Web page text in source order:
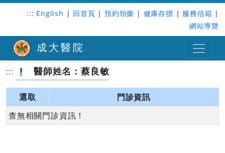
::: English | 回首頁 | 預約領藥 | 健康存摺 | 服務信箱 |
網站導覽
成大醫院
::: 醫師姓名：蔡良敏
選取
門診資訊
查無相關門診資訊！